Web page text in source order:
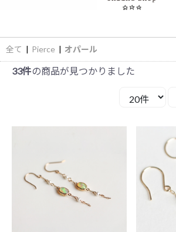
全て | Pierce | オパール
33件の商品が見つかりました